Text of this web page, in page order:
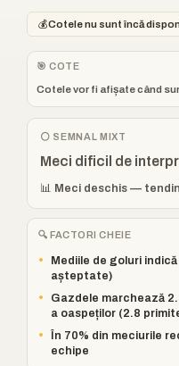
💰Cotele nu sunt încă
🎯 COTE
Cotele vor fi afișate când
⚪ SEMNAL MIXT
Meci dificil de
📊 Meci deschis —
🔍 FACTORI CHEIE
•
Mediile de goluri
așteptate)
•
Gazdele marchează
a oaspeților (2.8
•
În 70% din meciurile
echipe